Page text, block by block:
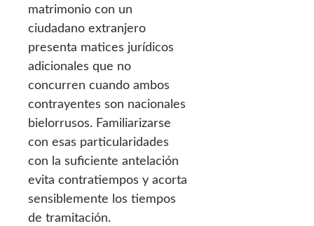
matrimonio con un
ciudadano extranjero
presenta matices jurídicos
adicionales que no
concurren cuando ambos
contrayentes son nacionales
bielorrusos. Familiarizarse
con esas particularidades
con la suficiente antelación
evita contratiempos y acorta
sensiblemente los tiempos
de tramitación.